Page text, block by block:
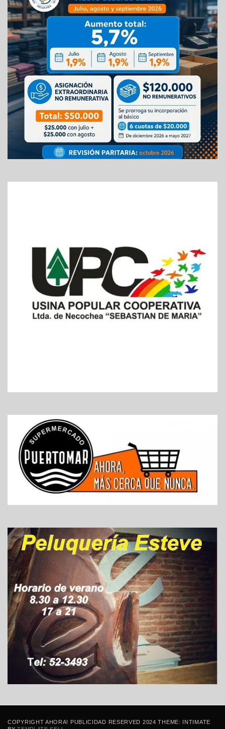
COPYRIGHT AHORA! PUBLICIDAD RESERVED 2024 THEME: INTIMATE